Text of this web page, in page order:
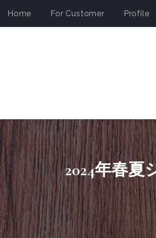
Home For Customer Profile
2024年春夏